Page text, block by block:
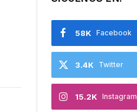
Facebook
58K
Twitter
3.4K
Instagram
15.2K